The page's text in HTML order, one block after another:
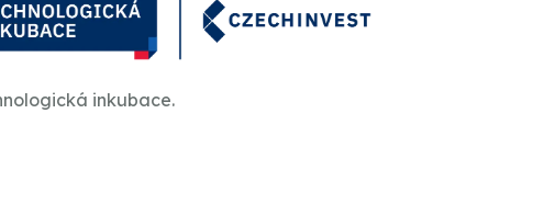
inkubace.